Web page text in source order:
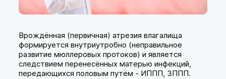
Врождённая (первичная) атрезия влагалища
формируется внутриутробно (неправильное
развитие мюллеровых протоков) и является
следствием перенесённых матерью инфекций,
передающихся половым путём - ИППП, ЗППП.